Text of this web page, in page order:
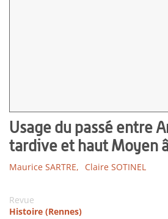
Usage du passé entre
tardive et haut Moyen
Maurice SARTRE, Claire SOTINEL
Revue
Histoire (Rennes)